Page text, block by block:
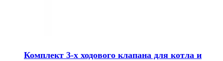
Комплект 3-х ходового клапана для котла и